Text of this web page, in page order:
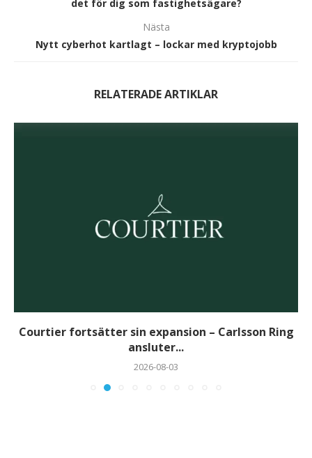
det för dig som fastighetsägare?
Nästa
Nytt cyberhot kartlagt – lockar med kryptojobb
RELATERADE ARTIKLAR
Courtier fortsätter sin expansion – Carlsson Ring
ansluter...
2026-08-03